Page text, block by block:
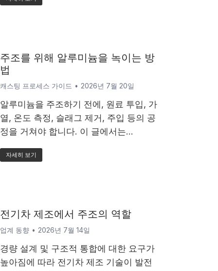
주조를 위해 알루미늄을 녹이는 방
법
캐스팅 프로세스 가이드 2026년 7월 20일
알루미늄을 주조하기 전에, 원료 투입, 가
열, 온도 측정, 슬래그 제거, 주입 등의 공
정을 거쳐야 합니다. 이 글에서는…
자세히 보기
전기차 제조에서 주조의 역할
업계 동향 2026년 7월 14일
경량 설계 및 구조적 통합에 대한 요구가
높아짐에 따라 전기차 제조 기술이 발전